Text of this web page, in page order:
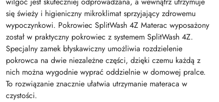
się świeży i higieniczny mikroklimat sprzyjający zdrowemu
wypoczynkowi. Pokrowiec SplitWash 4Z Materac wyposażony
został w praktyczny pokrowiec z systemem SplitWash 4Z.
Specjalny zamek błyskawiczny umożliwia rozdzielenie
pokrowca na dwie niezależne części, dzięki czemu każdą z
nich można wygodnie wyprać oddzielnie w domowej pralce.
To rozwiązanie znacznie ułatwia utrzymanie materaca w
czystości.